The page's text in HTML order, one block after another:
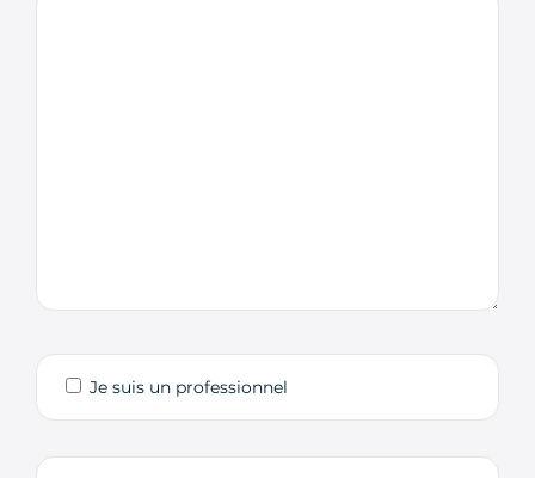
Je suis un professionnel